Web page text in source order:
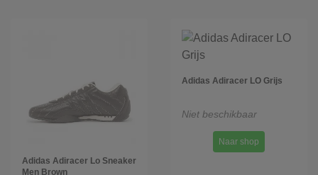
Adidas Adiracer Lo Sneaker
Men Brown
Adidas Adiracer LO Grijs
Niet beschikbaar
Naar shop